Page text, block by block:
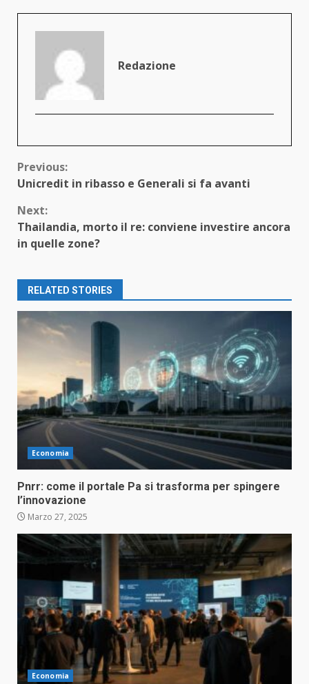
Redazione
Continue
Previous:
Unicredit in ribasso e Generali si fa avanti
Next:
Thailandia, morto il re: conviene investire ancora
in quelle zone?
RELATED STORIES
Economia
Pnrr: come il portale Pa si trasforma per spingere
l’innovazione
Marzo 27, 2025
Economia